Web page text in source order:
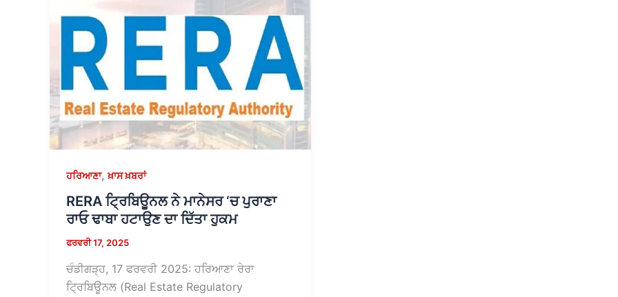
ਹਰਿਆਣਾ,ਖ਼ਾਸ ਖ਼ਬਰਾਂ
RERA ਟ੍ਰਿਬਿਊਨਲ ਨੇ ਮਾਨੇਸਰ ‘ਚ ਪੁਰਾਣਾ
ਰਾਓ ਢਾਬਾ ਹਟਾਉਣ ਦਾ ਦਿੱਤਾ ਹੁਕਮ
ਫਰਵਰੀ 17, 2025
ਚੰਡੀਗੜ੍ਹ, 17 ਫਰਵਰੀ 2025: ਹਰਿਆਣਾ ਰੇਰਾ
ਟ੍ਰਿਬਿਊਨਲ (Real Estate Regulatory